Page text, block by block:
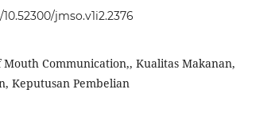
jmso.v1i2.2376
Mouth Communication,, Kualitas Makanan,
Keputusan Pembelian